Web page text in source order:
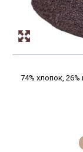
74% хлопок,